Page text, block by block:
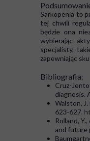
Sarkopenia to
tej chwili
będzie ona
wybierając
specjalisty,
zapewniając
Bibliografia:
Cruz-
diagnosis.
Walston,
623-627.
Rolland,
and future